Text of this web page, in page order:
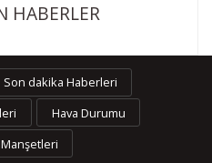
HABERLER
Son dakika Haberleri
Hava Durumu